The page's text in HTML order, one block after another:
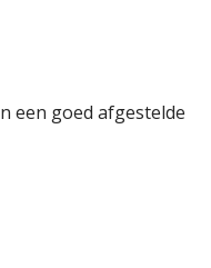
een goed afgestelde